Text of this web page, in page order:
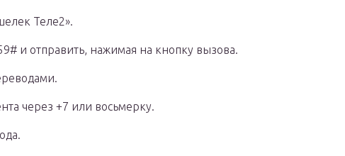
Теле2».
и отправить, нажимая на кнопку вызова.
через +7 или восьмерку.